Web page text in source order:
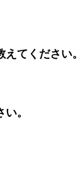
てください。
。